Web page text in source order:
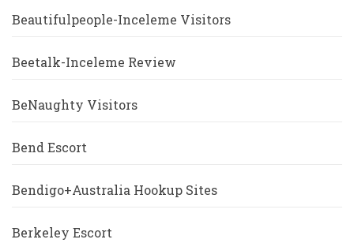
Beautifulpeople-Inceleme Visitors
Beetalk-Inceleme Review
BeNaughty Visitors
Bend Escort
Bendigo+Australia Hookup Sites
Berkeley Escort